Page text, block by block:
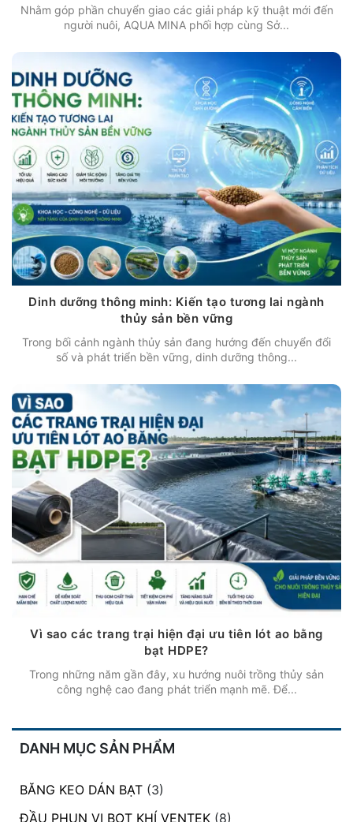
Nhằm góp phần chuyển giao các giải pháp kỹ thuật mới đến
người nuôi, AQUA MINA phối hợp cùng Sở...
Dinh dưỡng thông minh: Kiến tạo tương lai ngành
thủy sản bền vững
Trong bối cảnh ngành thủy sản đang hướng đến chuyển đổi
số và phát triển bền vững, dinh dưỡng thông...
Vì sao các trang trại hiện đại ưu tiên lót ao bằng
bạt HDPE?
Trong những năm gần đây, xu hướng nuôi trồng thủy sản
công nghệ cao đang phát triển mạnh mẽ. Để...
DANH MỤC SẢN PHẨM
BĂNG KEO DÁN BẠT (3)
ĐẦU PHUN VI BỌT KHÍ VENTEK (8)